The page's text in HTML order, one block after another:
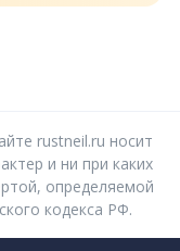
rustneil.ru носит
и ни при каких
определяемой
кодекса РФ.